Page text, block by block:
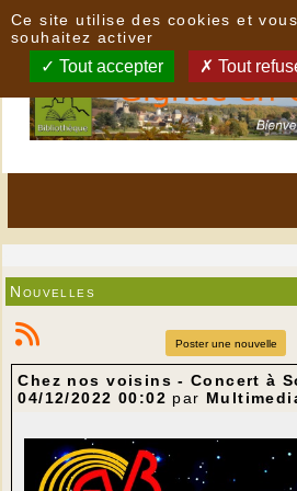
Nouvelles
Poster une nouvelle
Chez nos voisins - Concert à
04/12/2022 00:02 par
Ce site utilise des cookies et
souhaitez activer
Tout accepter Tout